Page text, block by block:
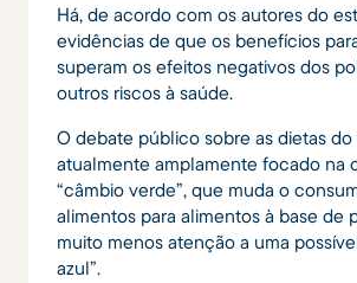
Há, de acordo com os autores do
evidências de que os benefícios
superam os efeitos negativos dos
outros riscos à saúde.
O debate público sobre as dietas
atualmente amplamente focado na
“câmbio verde”, que muda o
alimentos para alimentos à base de
muito menos atenção a uma
azul”.